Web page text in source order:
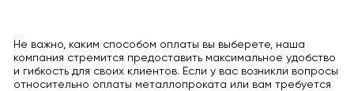
Не важно, каким способом оплаты вы выберете, наша
компания стремится предоставить максимальное удобство
и гибкость для своих клиентов. Если у вас возникли вопросы
относительно оплаты металлопроката или вам требуется